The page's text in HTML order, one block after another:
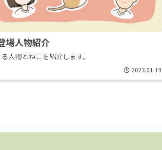
場人物紹介
人物とねこを紹介します。
2023.01.19